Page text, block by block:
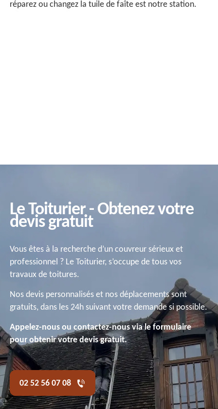
réparez ou changez la tuile de faîte est notre station.
Le Toiturier - Obtenez votre
devis gratuit
Vous êtes à la recherche d’un couvreur sérieux et
professionnel ? Le Toiturier, s’occupe de tous vos
travaux de toitures.
Nos devis personnalisés et nos déplacements sont
gratuits, dans les 24h suivant votre demande si possible.
Appelez-nous ou contactez-nous via le formulaire
pour obtenir votre devis gratuit.
02 52 56 07 08